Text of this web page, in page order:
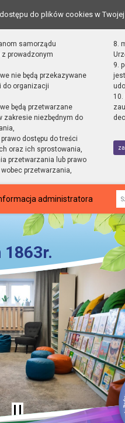
do plików cookies w
samorządu
prowadzonym
nie będą przekazywane
do organizacji
będą przetwarzane
zakresie niezbędnym do
dostępu do treści
oraz ich sprostowania,
przetwarzania lub prawo
przetwarzania,
8.
9.
10.
administratora
1863r.